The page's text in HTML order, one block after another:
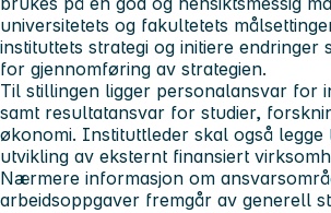
universitetets og fakultetets
instituttets strategi og initiere endringer
for gjennomføring av strategien.
Til stillingen ligger personalansvar for
samt resultatansvar for studier,
økonomi. Instituttleder skal også
utvikling av eksternt finansiert
Nærmere informasjon om
arbeidsoppgaver fremgår av generell